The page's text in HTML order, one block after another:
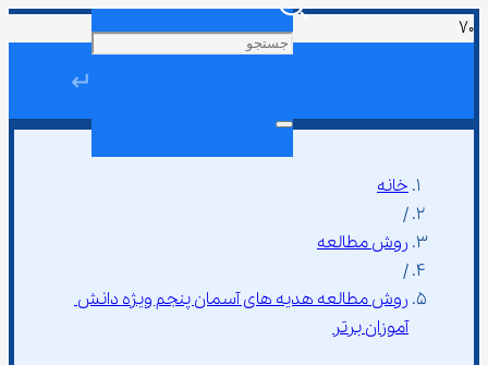
↵
خانه
/
روش مطالعه
/
روش مطالعه هدیه ‌های آسمان پنجم ویژه دانش
آموزان برتر